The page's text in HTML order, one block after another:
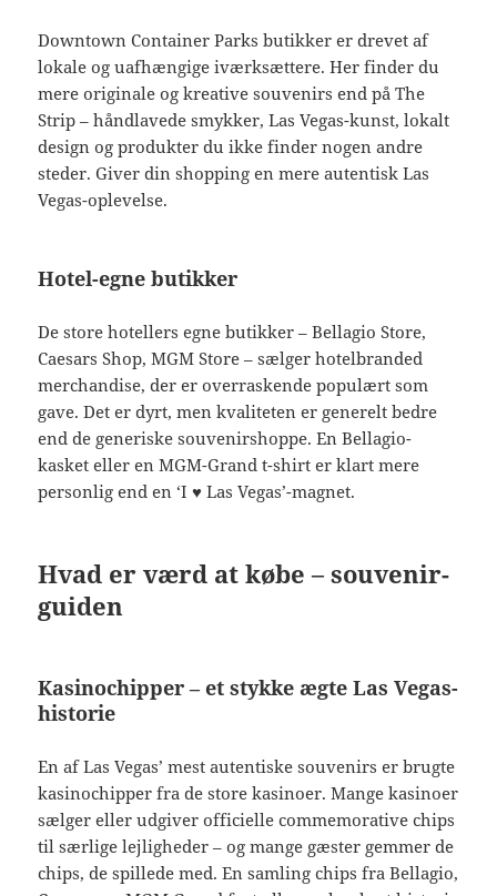
Downtown Container Parks butikker er drevet af
lokale og uafhængige iværksættere. Her finder du
mere originale og kreative souvenirs end på The
Strip – håndlavede smykker, Las Vegas-kunst, lokalt
design og produkter du ikke finder nogen andre
steder. Giver din shopping en mere autentisk Las
Vegas-oplevelse.
Hotel-egne butikker
De store hotellers egne butikker – Bellagio Store,
Caesars Shop, MGM Store – sælger hotelbranded
merchandise, der er overraskende populært som
gave. Det er dyrt, men kvaliteten er generelt bedre
end de generiske souvenirshoppe. En Bellagio-
kasket eller en MGM-Grand t-shirt er klart mere
personlig end en ‘I ♥ Las Vegas’-magnet.
Hvad er værd at købe – souvenir-
guiden
Kasinochipper – et stykke ægte Las Vegas-
historie
En af Las Vegas’ mest autentiske souvenirs er brugte
kasinochipper fra de store kasinoer. Mange kasinoer
sælger eller udgiver officielle commemorative chips
til særlige lejligheder – og mange gæster gemmer de
chips, de spillede med. En samling chips fra Bellagio,